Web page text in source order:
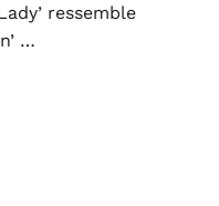
ressemble
…